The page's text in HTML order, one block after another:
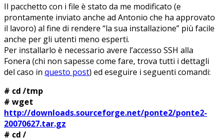
Il pacchetto con i file è stato da me modificato (e
prontamente inviato anche ad Antonio che ha approvato
il lavoro) al fine di rendere “la sua installazione” più facile
anche per gli utenti meno esperti.
Per installarlo è necessario avere l’accesso SSH alla
Fonera (chi non sapesse come fare, trova tutti i dettagli
del caso in questo post) ed eseguire i seguenti comandi:
# cd /tmp
# wget
http://downloads.sourceforge.net/ponte2/ponte2-
20070627.tar.gz
# cd /